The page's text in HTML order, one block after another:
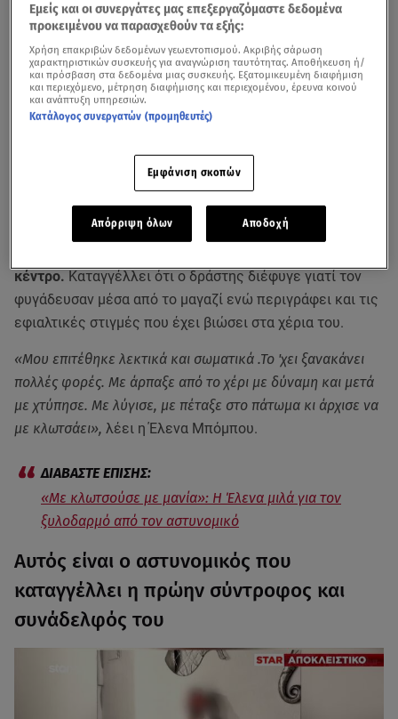
Η γυναίκα που κατήγγειλε για ξυλοδαρμό αστυνομικό
πρώην σύντροφότης μιλά στο Star καιπεριγράφει καρέ
κέντρο. Καταγγέλλει ότι ο δράστης διέφυγε γιατί τον
φυγάδευσαν μέσα από το μαγαζί ενώ περιγράφει και τις
εφιαλτικές στιγμές που έχει βιώσει στα χέρια του.
«Μου επιτέθηκε λεκτικά και σωματικά .Το 'χει ξανακάνει
πολλές φορές. Με άρπαξε από το χέρι με δύναμη και μετά
με χτύπησε. Με λύγισε, με πέταξε στο πάτωμα κι άρχισε να
με κλωτσάει», λέει η Έλενα Μπόμπου.
«Με κλωτσούσε με μανία»: Η Έλενα μιλά για τον
ξυλοδαρμό από τον αστυνομικό
Αυτός είναι ο αστυνομικός που
καταγγέλλει η πρώην σύντροφος και
συνάδελφός του
Εμείς και οι συνεργάτες μας επεξεργαζόμαστε δεδομένα
προκειμένου να παρασχεθούν τα εξής:
Χρήση επακριβών δεδομένων γεωεντοπισμού. Ακριβής σάρωση
χαρακτηριστικών συσκευής για αναγνώριση ταυτότητας. Αποθήκευση ή/
και πρόσβαση στα δεδομένα μιας συσκευής. Εξατομικευμένη διαφήμιση
και περιεχόμενο, μέτρηση διαφήμισης και περιεχομένου, έρευνα κοινού
και ανάπτυξη υπηρεσιών.
Κατάλογος συνεργατών (προμηθευτές)
Εμφάνιση σκοπών
Απόρριψη όλων Αποδοχή